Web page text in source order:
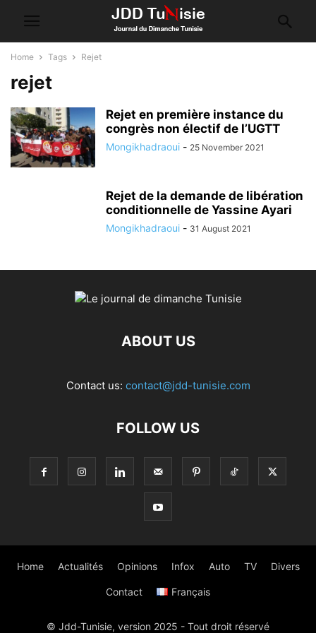
Home Tags Rejet
rejet
Rejet en première instance du
congrès non électif de l’UGTT
Mongikhadraoui - 25 November 2021
Rejet de la demande de libération
conditionnelle de Yassine Ayari
Mongikhadraoui - 31 August 2021
ABOUT US
Contact us: contact@jdd-tunisie.com
FOLLOW US
Home Actualités Opinions Infox Auto TV Divers
Contact Français
© Jdd-Tunisie, version 2025 - Tout droit réservé